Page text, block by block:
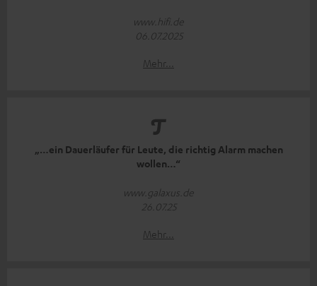
www.hifi.de
06.07.2025
Mehr...
„…ein Dauerläufer für Leute, die richtig Alarm machen
wollen…“
www.galaxus.de
26.07.25
Mehr...